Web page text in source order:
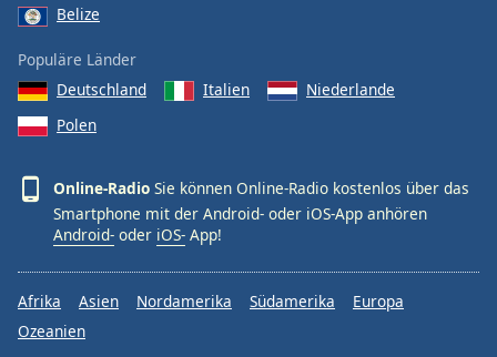
Belize
Populäre Länder
Deutschland
Italien
Niederlande
Polen
Online-Radio Sie können Online-Radio kostenlos über das
Smartphone mit der Android- oder iOS-App anhören
Android- oder iOS- App!
Afrika Asien Nordamerika Südamerika
Europa
Ozeanien